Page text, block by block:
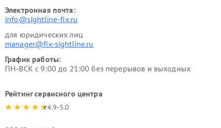
Электронная почта:
info@sightline-fix.ru
для юридических лиц
manager@fix-sightline.ru
График работы:
ПН-ВСК с 9:00 до 21:00 без перерывов и выходных
Рейтинг сервисного центра
4.9-5.0